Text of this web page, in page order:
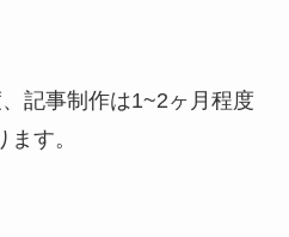
記事制作は1~2ヶ月程度
す。